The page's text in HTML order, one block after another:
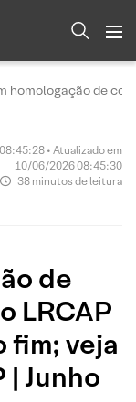
homologação de
• Atualizado em
10/06/2026 08:45:30
38 minutos de leitura
de
LRCAP
fim; veja
| Junho